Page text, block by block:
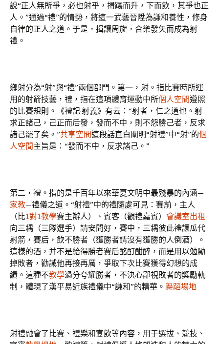
說“正人無所爭，必也射乎，揖躟而升，下而飲，其爭也正
人。”通過“禮”的情勢，將這一武藝晉陞為謙和養性，修身
自律的正人之道。于是，揖讓周旋，合樂發矢而成為射
禮。
鄉射分為“射”與“禮”兩個部門。第一，射。指比賽時所運
用的射箭技藝，禮，指在這項體育運動中所個人空間遵照
的比賽規則。《禮記·射義》有云：“射者，仁之道也。射
求正諸己，己正而后發，發而不中，則不怨勝己者，反求
諸己罷了矣。”共享空間這段話直白闡明“射禮”中“射”的個
人空間主旨是：“發而不中，反求諸己。”
第二，禮。指的是千百年以來華夏文明中最殘暴的內涵—
家教—禮儀之道。“射禮”中的禮隨處可見：賽前，主人
（比1對1教學賽主辦人）、賓客（觀禮嘉賓） 會議室出租
向三耦（三隊選手）請安問好，賽中，三耦彼此禮讓瓜代
射箭，賽后，飲不勝者（獲勝者請沒有獲勝的人倒酒）。
這樣的酒，并不是給得勝者賽后酩酊酣醉，而是用以勉勵
掉敗者，勸誡他再接再厲，爭取下次比賽獲得幻想的成
績。這種不教學過分夸耀勝者，不決心鄙視敗者的獎勵軌
制，體現了漢平易近族禮儀中“謙和”的精華。 舞蹈場地
射禮融會了比賽、禮樂和宴飲等內容，用于選拔、競技、